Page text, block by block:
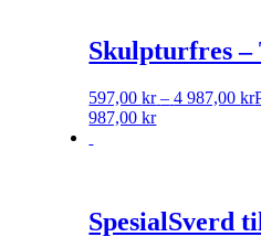
Skulpturfres –
597,00kr – 4 987,00kr
987,00 kr
SpesialSverd